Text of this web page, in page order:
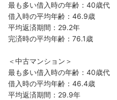
最も多い借入時の年齢：40歳代
借入時の平均年齢：46.9歳
平均返済期間：29.2年
完済時の平均年齢：76.1歳
＜中古マンション＞
最も多い借入時の年齢：40歳代
借入時の平均年齢：46.4歳
平均返済期間：29.9年